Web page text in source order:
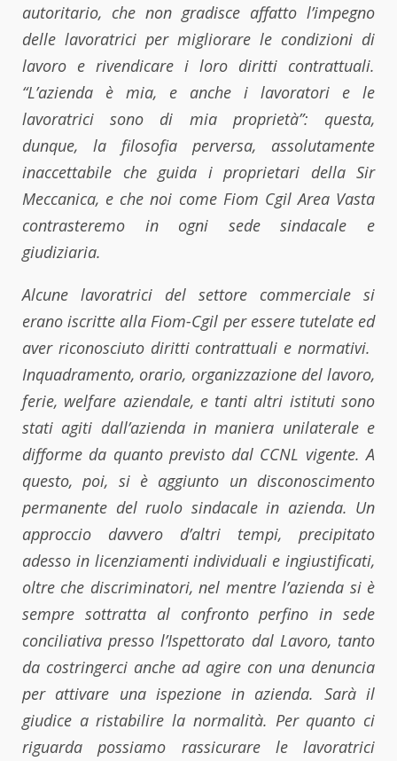
autoritario, che non gradisce affatto l’impegno
delle lavoratrici per migliorare le condizioni di
lavoro e rivendicare i loro diritti contrattuali.
“L’azienda è mia, e anche i lavoratori e le
lavoratrici sono di mia proprietà”: questa,
dunque, la filosofia perversa, assolutamente
inaccettabile che guida i proprietari della Sir
Meccanica, e che noi come Fiom Cgil Area Vasta
contrasteremo in ogni sede sindacale e
giudiziaria.
Alcune lavoratrici del settore commerciale si
erano iscritte alla Fiom-Cgil per essere tutelate ed
aver riconosciuto diritti contrattuali e normativi.
Inquadramento, orario, organizzazione del lavoro,
ferie, welfare aziendale, e tanti altri istituti sono
stati agiti dall’azienda in maniera unilaterale e
difforme da quanto previsto dal CCNL vigente. A
questo, poi, si è aggiunto un disconoscimento
permanente del ruolo sindacale in azienda. Un
approccio davvero d’altri tempi, precipitato
adesso in licenziamenti individuali e ingiustificati,
oltre che discriminatori, nel mentre l’azienda si è
sempre sottratta al confronto perfino in sede
conciliativa presso l’Ispettorato dal Lavoro, tanto
da costringerci anche ad agire con una denuncia
per attivare una ispezione in azienda. Sarà il
giudice a ristabilire la normalità. Per quanto ci
riguarda possiamo rassicurare le lavoratrici